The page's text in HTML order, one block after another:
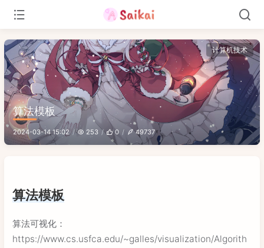
计算机技术
算法模板
2024-03-14 15:02 253 0 49737
算法模板
算法可视化：
https://www.cs.usfca.edu/~galles/visualization/Algorith